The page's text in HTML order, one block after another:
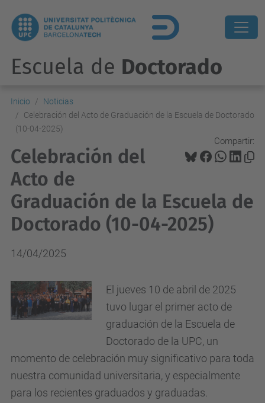
Escuela de Doctorado
Inicio
Noticias
Celebración del Acto de Graduación de la Escuela de Doctorado
(10-04-2025)
Compartir:
Celebración del
Acto de
Graduación de la Escuela de
Doctorado (10-04-2025)
14/04/2025
El jueves 10 de abril de 2025
tuvo lugar el primer acto de
graduación de la Escuela de
Doctorado de la UPC, un
momento de celebración muy significativo para toda
nuestra comunidad universitaria, y especialmente
para los recientes graduados y graduadas.